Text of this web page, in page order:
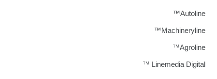
Autoline™
Machineryline™
Agroline™
Linemedia Digital ™